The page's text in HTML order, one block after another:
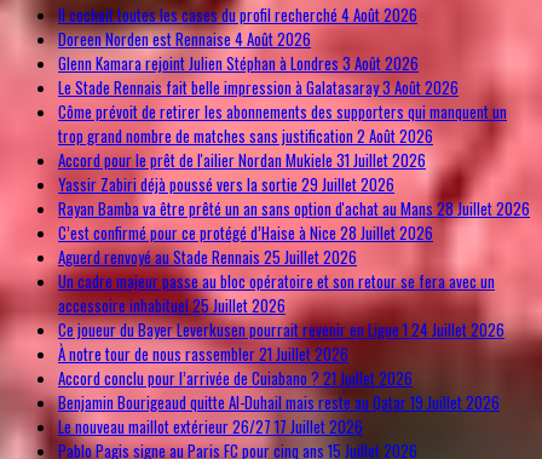
Il cochait toutes les cases du profil recherché 4 Août 2026
Doreen Norden est Rennaise4 Août 2026
Glenn Kamara rejoint Julien Stéphan à Londres 3 Août 2026
Le Stade Rennais fait belle impression à Galatasaray3 Août 2026
Côme prévoit de retirer les abonnements des supporters qui manquent un
trop grand nombre de matches sans justification2 Août 2026
Accord pour le prêt de l'ailier Nordan Mukiele 31 Juillet 2026
Yassir Zabiri déjà poussé vers la sortie 29 Juillet 2026
Rayan Bamba va être prêté un an sans option d'achat au Mans 28 Juillet 2026
C’est confirmé pour ce protégé d’Haise à Nice28 Juillet 2026
Aguerd renvoyé au Stade Rennais 25 Juillet 2026
Un cadre majeur passe au bloc opératoire et son retour se fera avec un
accessoire inhabituel25 Juillet 2026
Ce joueur du Bayer Leverkusen pourrait revenir en Ligue 124 Juillet 2026
À notre tour de nous rassembler21 Juillet 2026
Accord conclu pour l’arrivée de Cuiabano ? 21 Juillet 2026
Benjamin Bourigeaud quitte Al-Duhail mais reste au Qatar19 Juillet 2026
Le nouveau maillot extérieur 26/27 17 Juillet 2026
Pablo Pagis signe au Paris FC pour cinq ans 15 Juillet 2026